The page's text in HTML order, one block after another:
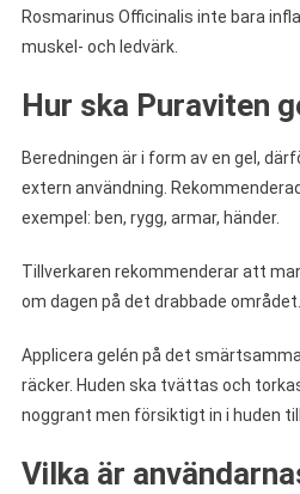
Rosmarinus Officinalis inte bara
muskel- och ledvärk.
Hur ska Puraviten
Beredningen är i form av en gel,
extern användning.
exempel: ben, rygg, armar, händer.
Tillverkaren rekommenderar att
om dagen på det drabbade området.
Applicera gelén på det
räcker. Huden ska tvättas och
noggrant men försiktigt in i huden
Vilka är